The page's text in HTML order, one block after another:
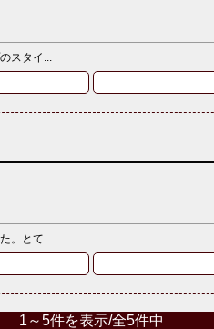
スタイ...
。とて...
1～5件を表示/全5件中